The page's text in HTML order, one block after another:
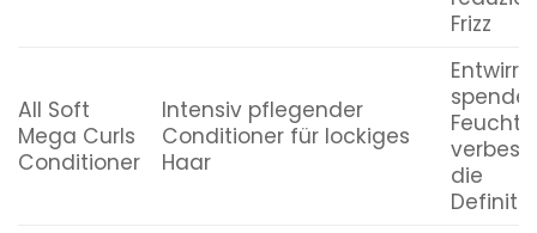
Frizz
All Soft
Mega Curls
Conditioner
Intensiv pflegender
Conditioner für lockiges
Haar
Entwirrt,
spendet
die